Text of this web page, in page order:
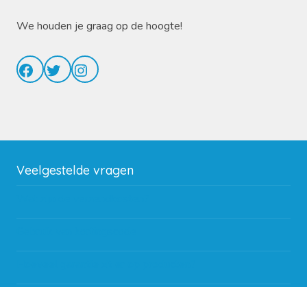
We houden je graag op de hoogte!
Facebook
TwitterInstagram
Veelgestelde vragen